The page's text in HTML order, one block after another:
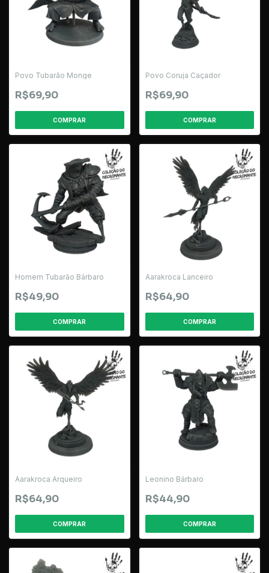
Povo Tubarão Monge
R$69,90
Povo Coruja Caçador
R$69,90
Homem Tubarão Bárbaro
R$49,90
Aarakroca Lanceiro
R$64,90
Aarakroca Arqueiro
R$64,90
Leonino Bárbaro
R$44,90